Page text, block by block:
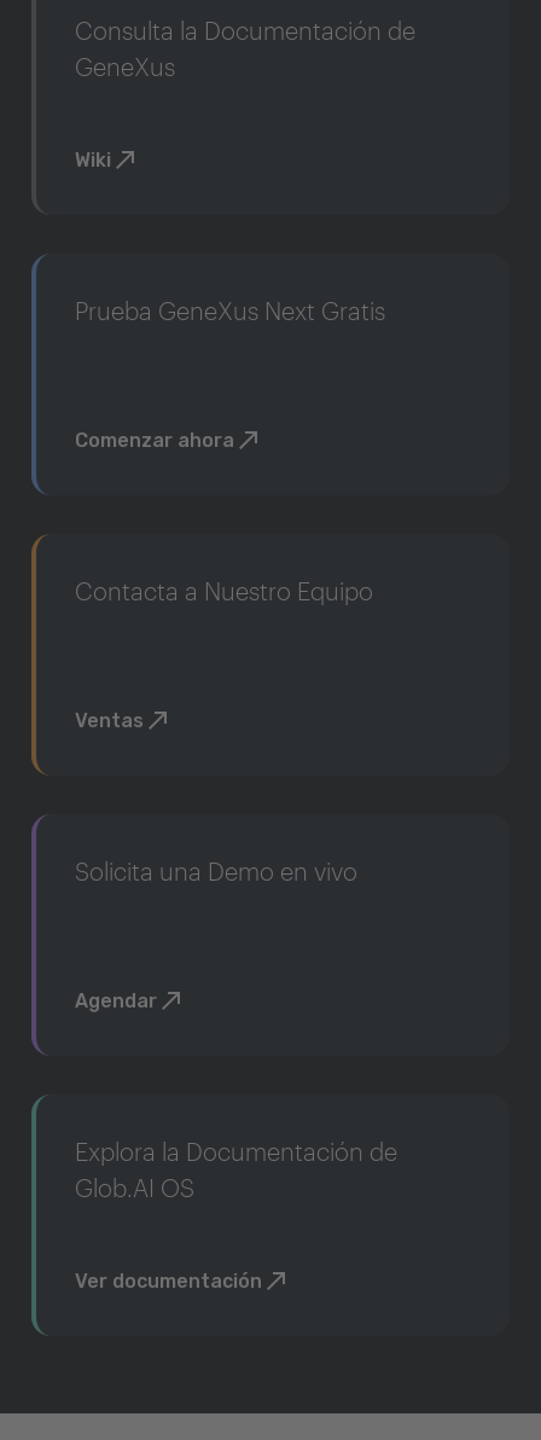
Consulta la Documentación de
GeneXus
Wiki
Prueba GeneXus Next Gratis
Comenzar ahora
Contacta a Nuestro Equipo
Ventas
Solicita una Demo en vivo
Agendar
Explora la Documentación de
Glob.AI OS
Ver documentación